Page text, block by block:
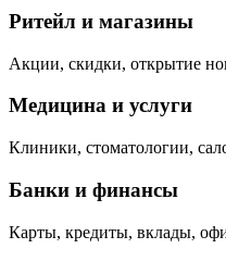
Ритейл и магазины
Акции, скидки, открытие
Медицина и услуги
Клиники, стоматологии,
Банки и финансы
Карты, кредиты, вклады,